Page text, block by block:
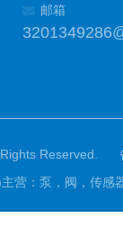
邮箱
Reserved.
营：泵，阀，传